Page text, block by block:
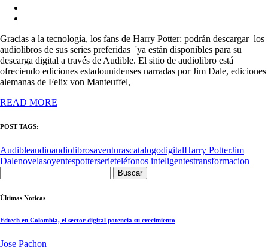
Gracias a la tecnología, los fans de Harry Potter: podrán descargar los
audiolibros de sus series preferidas 'ya están disponibles para su
descarga digital a través de Audible. El sitio de audiolibro está
ofreciendo ediciones estadounidenses narradas por Jim Dale, ediciones
alemanas de Felix von Manteuffel,
READ MORE
POST TAGS:
AudibleaudioaudiolibrosaventurascatalogodigitalHarry PotterJim
Dalenovelasoyentespotterserieteléfonos inteligentestransformacion
Últimas Noticas
Edtech en Colombia, el sector digital potencia su crecimiento
Jose Pachon